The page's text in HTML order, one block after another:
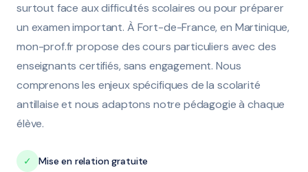
surtout face aux difficultés scolaires ou pour préparer
un examen important. À Fort-de-France, en Martinique,
mon-prof.fr propose des cours particuliers avec des
enseignants certifiés, sans engagement. Nous
comprenons les enjeux spécifiques de la scolarité
antillaise et nous adaptons notre pédagogie à chaque
élève.
✓
Mise en relation gratuite